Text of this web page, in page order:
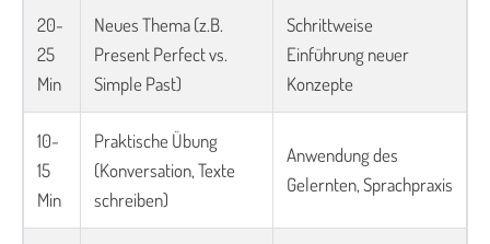
20-
25
Min
Neues Thema (z.B.
Present Perfect vs.
Simple Past)
Schrittweise
Einführung neuer
Konzepte
10-
15
Min
Praktische Übung
(Konversation, Texte
schreiben)
Anwendung des
Gelernten, Sprachpraxis